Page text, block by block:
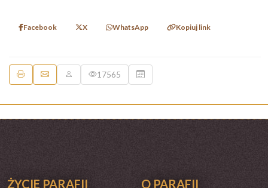
Facebook X WhatsApp Kopiuj link
17565
ŻYCIE PARAFII O PARAFII